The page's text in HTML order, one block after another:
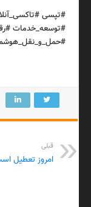
#تپسی
#توسعه_خدمات
قبلی
امروز تعطیل